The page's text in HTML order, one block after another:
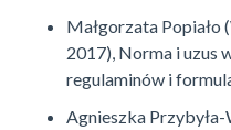
Małgorzata
2017), Norma i uzus
regulaminów i
Agnieszka